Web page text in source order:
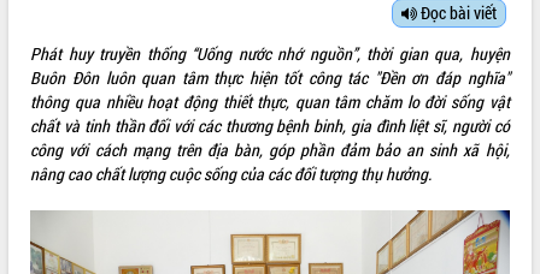
SỞ, BAN, NGÀNH
UBND CÁC XÃ, PHƯỜNG
THÔNG TIN CHỈ ĐẠO ĐIỀU HÀNH
Đọc bài viết
Phát huy truyền thống “Uống nước nhớ nguồn”, thời gian qua, huyện
Buôn Đôn luôn quan tâm thực hiện tốt công tác "Đền ơn đáp nghĩa"
thông qua nhiều hoạt động thiết thực, quan tâm chăm lo đời sống vật
chất và tinh thần đối với các thương bệnh binh, gia đình liệt sĩ, người có
công với cách mạng trên địa bàn, góp phần đảm bảo an sinh xã hội,
nâng cao chất lượng cuộc sống của các đối tượng thụ hưởng.